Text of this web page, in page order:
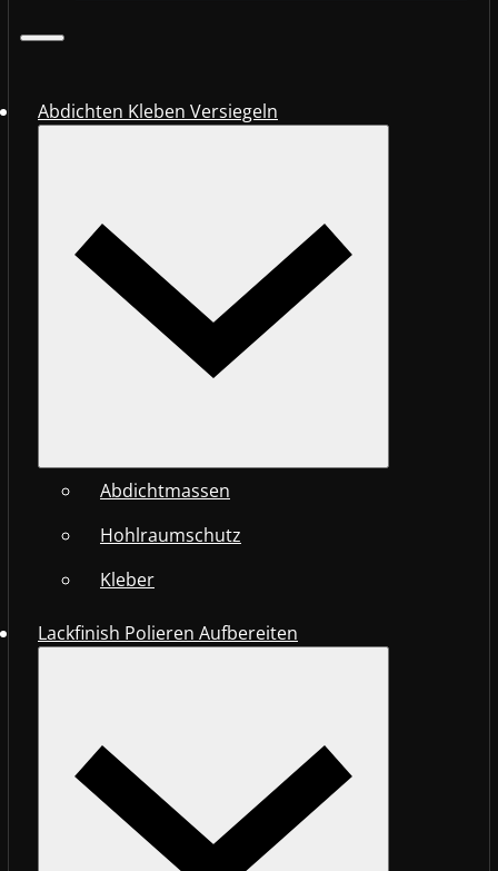
Abdichten Kleben Versiegeln
Abdichtmassen
Hohlraumschutz
Kleber
Lackfinish Polieren Aufbereiten